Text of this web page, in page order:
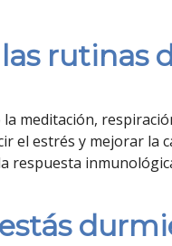
rutinas
meditación,
el estrés y mejorar la
respuesta